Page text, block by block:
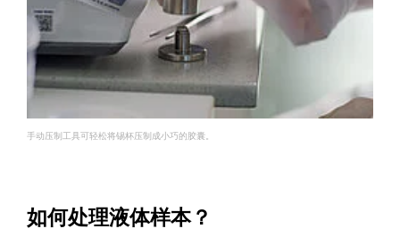
手动压制工具可轻松将锡杯压制成小巧的胶囊。
如何处理液体样本？